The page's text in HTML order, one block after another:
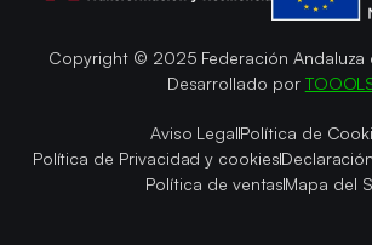
Copyright © 2025 Federación Andaluza
Desarrollado por
Aviso LegalPolítica de
Política de Privacidad y cookies
Política de ventasMapa del